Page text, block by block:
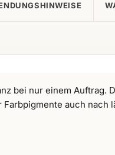
bei nur einem Auftrag.
auch nach